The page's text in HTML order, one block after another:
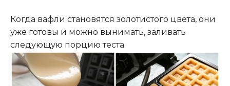
Когда вафли становятся золотистого цвета, они
уже готовы и можно вынимать, заливать
следующую порцию теста.